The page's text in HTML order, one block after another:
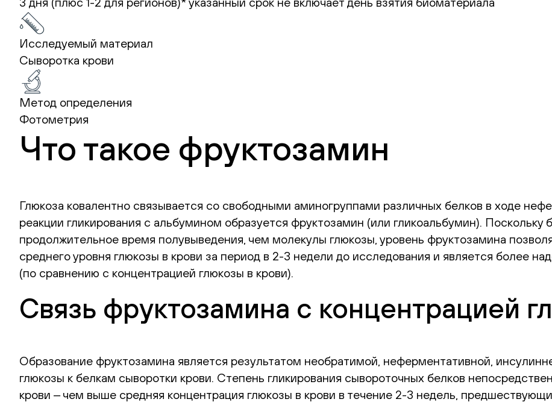
Исследуемый материал
Сыворотка крови
Метод определения
Фотометрия
Что такое фруктозамин
Глюкоза ковалентно связывается со свободными аминогруппами различных белков в ходе
реакции гликирования с альбумином образуется фруктозамин (или гликоальбумин).
продолжительное время полувыведения, чем молекулы глюкозы, уровень фруктозамина
среднего уровня глюкозы в крови за период в 2-3 недели до исследования и является более
(по сравнению с концентрацией глюкозы в крови).
Связь фруктозамина с концентрацией
Образование фруктозамина является результатом необратимой, неферментативной,
глюкозы к белкам сыворотки крови. Степень гликирования сывороточных белков
крови ‒ чем выше средняя концентрация глюкозы в крови в течение 2-3 недель,